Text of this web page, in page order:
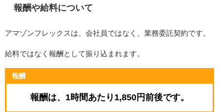
報酬や給料について
アマゾンフレックスは、会社員ではなく、業務委託契約です。
給料ではなく報酬として振り込まれます。
報酬
報酬は、1時間あたり1,850円前後です。